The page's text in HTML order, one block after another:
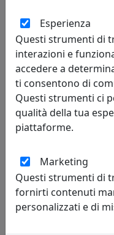
TAVOLINO ARABESCO
CATALOGO IPLEX,
Esperienza
Questi strumenti di
interazioni e
accedere a
ti consentono di
Questi strumenti ci
qualità della tua
piattaforme.
Marketing
Questi strumenti di
fornirti contenuti
personalizzati e di